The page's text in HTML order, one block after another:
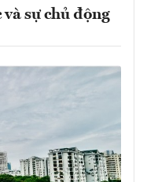
và sự chủ động